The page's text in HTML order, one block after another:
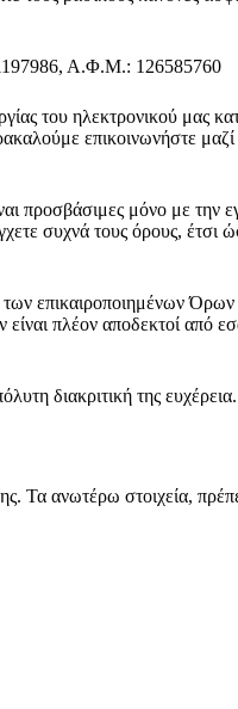
Α.Φ.Μ.: 126585760
του ηλεκτρονικού μας
επικοινωνήστε μαζί
προσβάσιμες μόνο με την
συχνά τους όρους, έτσι
των επικαιροποιημένων
πλέον αποδεκτοί από
διακριτική της ευχέρεια.
Τα ανωτέρω στοιχεία,